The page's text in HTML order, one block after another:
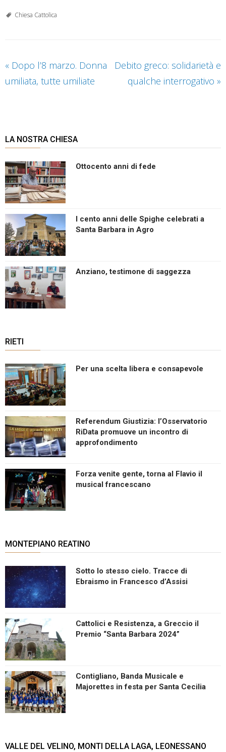
Chiesa Cattolica
« Dopo l’8 marzo. Donna
umiliata, tutte umiliate
Debito greco: solidarietà e
qualche interrogativo »
LA NOSTRA CHIESA
Ottocento anni di fede
I cento anni delle Spighe celebrati a
Santa Barbara in Agro
Anziano, testimone di saggezza
RIETI
Per una scelta libera e consapevole
Referendum Giustizia: l’Osservatorio
RiData promuove un incontro di
approfondimento
Forza venite gente, torna al Flavio il
musical francescano
MONTEPIANO REATINO
Sotto lo stesso cielo. Tracce di
Ebraismo in Francesco d’Assisi
Cattolici e Resistenza, a Greccio il
Premio “Santa Barbara 2024”
Contigliano, Banda Musicale e
Majorettes in festa per Santa Cecilia
VALLE DEL VELINO, MONTI DELLA LAGA, LEONESSANO